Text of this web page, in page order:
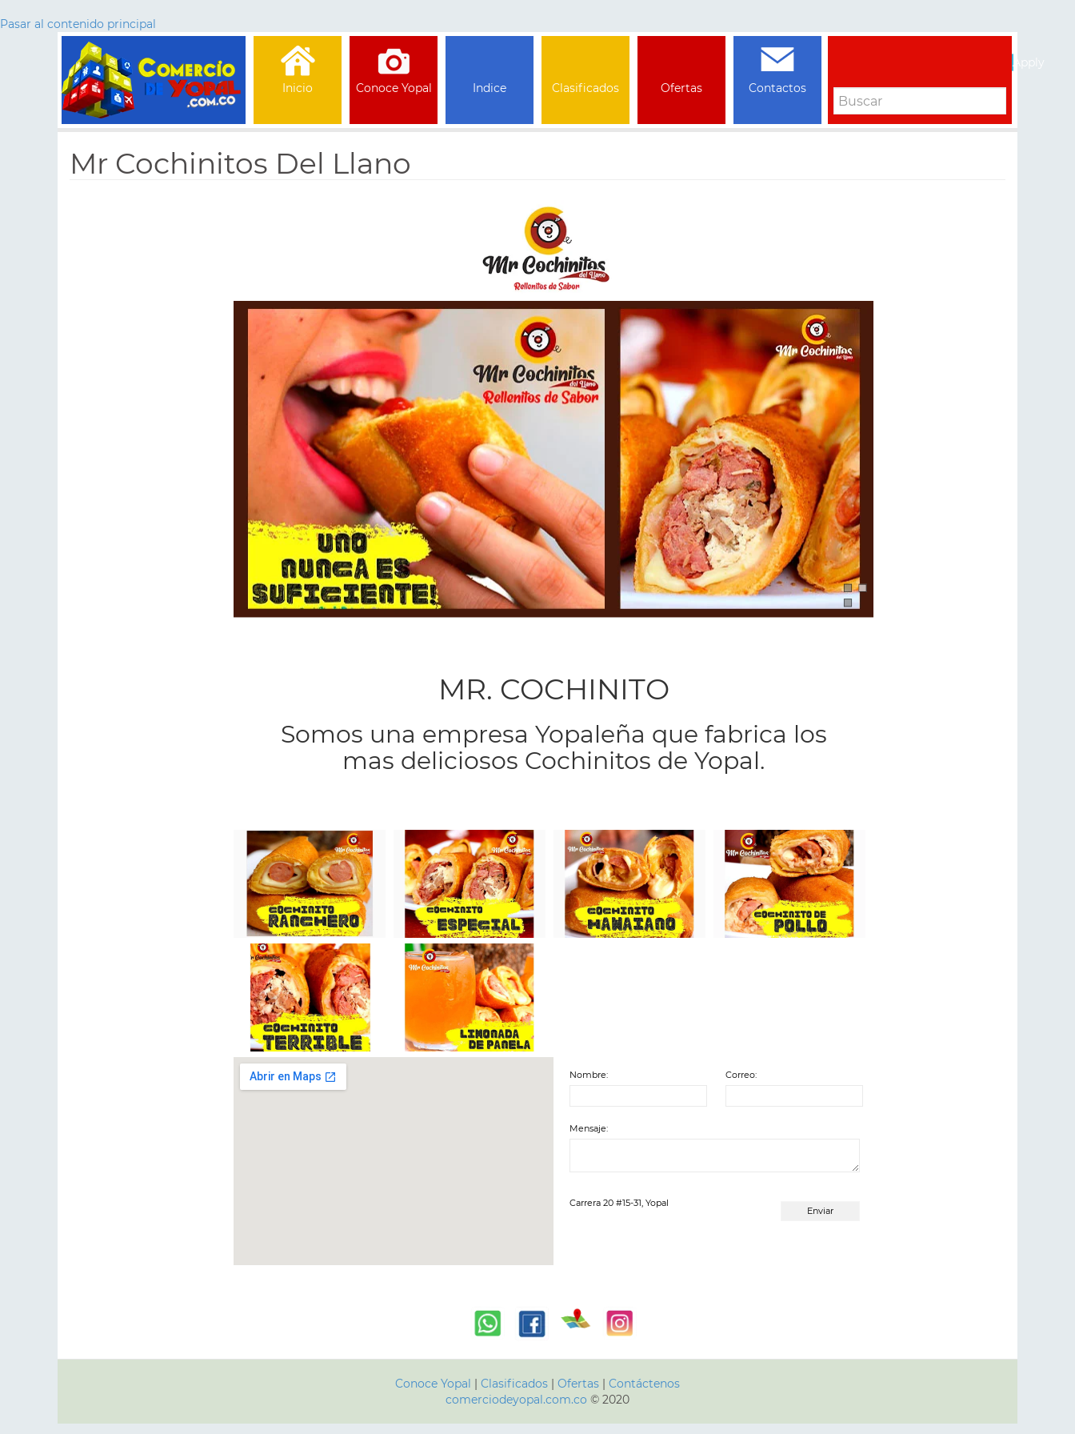
Pasar al contenido principal
Inicio Conoce Yopal Indice Clasificados Ofertas Contactos
Apply
Mr Cochinitos Del Llano
MR. COCHINITO
Somos una empresa Yopaleña que fabrica los
mas deliciosos Cochinitos de Yopal.
Nombre: Correo:
Mensaje:
Carrera 20 #15-31, Yopal
Conoce Yopal | Clasificados | Ofertas | Contáctenos
comerciodeyopal.com.co © 2020